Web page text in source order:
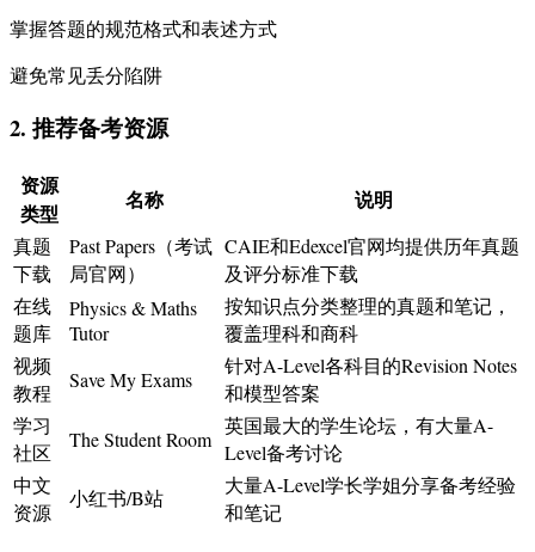
掌握答题的规范格式和表述方式
避免常见丢分陷阱
2. 推荐备考资源
资源
类型
名称 说明
真题
下载
Past Papers（考试
局官网）
CAIE和Edexcel官网均提供历年真题
及评分标准下载
在线
题库
Physics & Maths
Tutor
按知识点分类整理的真题和笔记，
覆盖理科和商科
视频
教程
Save My Exams
针对A-Level各科目的Revision Notes
和模型答案
学习
社区
The Student Room
英国最大的学生论坛，有大量A-
Level备考讨论
中文
资源
小红书/B站
大量A-Level学长学姐分享备考经验
和笔记